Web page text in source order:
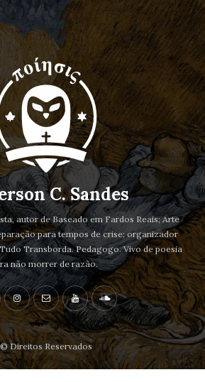
C. Sandes
autor de Baseado em Fardos Reais; Arte
para tempos de crise; organizador
Transborda. Pedagogo. Vivo de poesia
não morrer de razão.
© Direitos Reservados